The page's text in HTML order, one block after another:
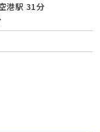
港駅 31分